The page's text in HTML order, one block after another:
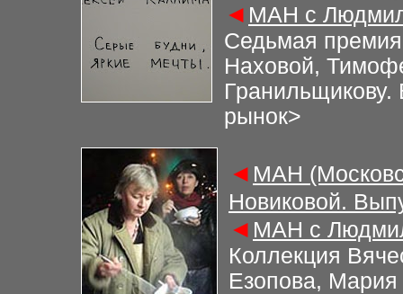
◄ МАН с
Седьмая
Наховой,
рынок>
◄ МАН
Новиковой.
◄ МАН с
Коллекция
Езопова, Мария